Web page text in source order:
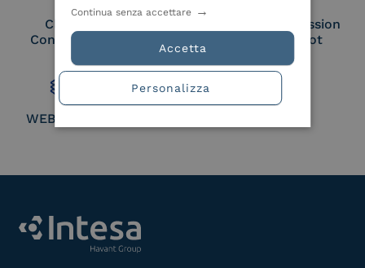
Cloud Signature
Consortium Member
European Commission
Large Scale Pilot
WEBUILD Consortium
Accetta
Continua senza accettare
Personalizza